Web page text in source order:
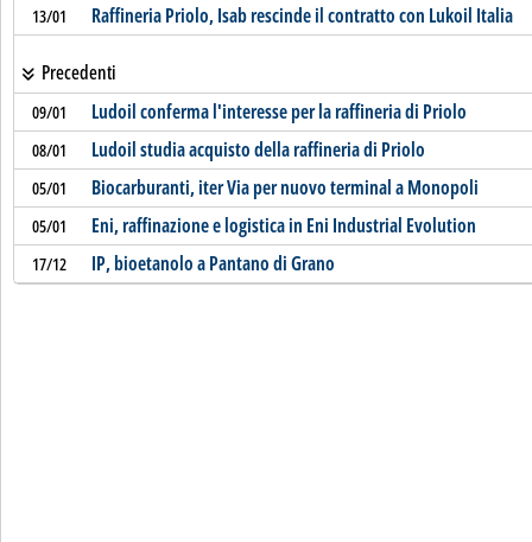
13/01 Raffineria Priolo, Isab rescinde il contratto con Lukoil Italia
Precedenti
09/01 Ludoil conferma l'interesse per la raffineria di Priolo
08/01 Ludoil studia acquisto della raffineria di Priolo
05/01 Biocarburanti, iter Via per nuovo terminal a Monopoli
05/01 Eni, raffinazione e logistica in Eni Industrial Evolution
17/12 IP, bioetanolo a Pantano di Grano